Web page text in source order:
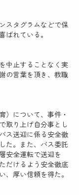
スタグラムなどで保
ばれている。
中止することなく実
の言葉を頂き、教職
）について、事件・
取り上げ自分事とし
ス送迎に係る安全徹
た。また、バス委託
安全運転で送迎を
だけるよう安全徹底
、厚い信頼を得た。